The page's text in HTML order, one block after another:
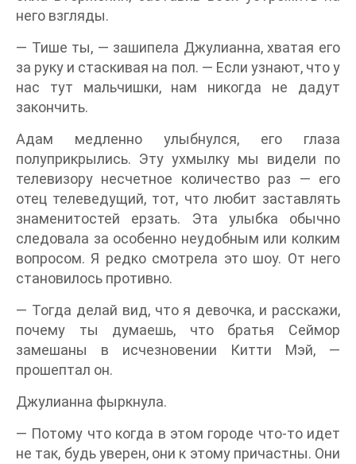
него взгляды.
— Тише ты, — зашипела Джулианна, хватая его
за руку и стаскивая на пол. — Если узнают, что у
нас тут мальчишки, нам никогда не дадут
закончить.
Адам медленно улыбнулся, его глаза
полуприкрылись. Эту ухмылку мы видели по
телевизору несчетное количество раз — его
отец телеведущий, тот, что любит заставлять
знаменитостей ерзать. Эта улыбка обычно
следовала за особенно неудобным или колким
вопросом. Я редко смотрела это шоу. От него
становилось противно.
— Тогда делай вид, что я девочка, и расскажи,
почему ты думаешь, что братья Сеймор
замешаны в исчезновении Китти Мэй, —
прошептал он.
Джулианна фыркнула.
— Потому что когда в этом городе что-то идет
не так, будь уверен, они к этому причастны. Они